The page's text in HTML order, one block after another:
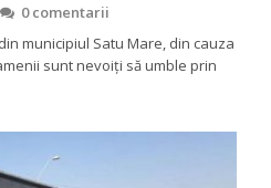
0 comentarii
municipiul Satu Mare, din cauza
sunt nevoiți să umble prin